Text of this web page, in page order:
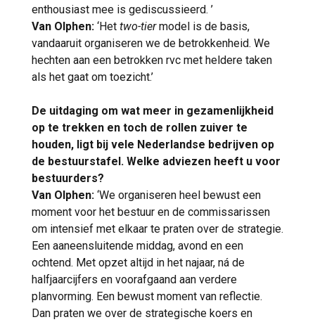
enthousiast mee is gediscussieerd. ’
Van Olphen: ‘Het two-tiermodel is de basis,
vandaaruit organiseren we de betrokkenheid. We
hechten aan een betrokken rvc met heldere taken
als het gaat om toezicht.’
De uitdaging om wat meer in gezamenlijkheid
op te trekken en toch de rollen zuiver te
houden, ligt bij vele Nederlandse bedrijven op
de bestuurstafel. Welke adviezen heeft u voor
bestuurders?
Van Olphen: ‘We organiseren heel bewust een
moment voor het bestuur en de commissarissen
om intensief met elkaar te praten over de strategie.
Een aaneensluitende middag, avond en een
ochtend. Met opzet altijd in het najaar, ná de
halfjaarcijfers en voorafgaand aan verdere
planvorming. Een bewust moment van reflectie.
Dan praten we over de strategische koers en